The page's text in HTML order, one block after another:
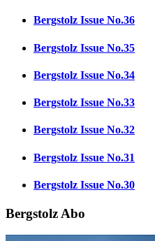
Bergstolz Issue No.36
Bergstolz Issue No.35
Bergstolz Issue No.34
Bergstolz Issue No.33
Bergstolz Issue No.32
Bergstolz Issue No.31
Bergstolz Issue No.30
Bergstolz Abo